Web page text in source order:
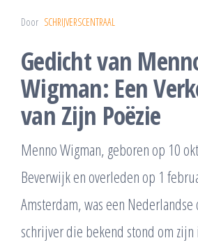
Door SCHRIJVERSCENTRAAL
Gedicht van
Wigman: Een
van Zijn Poëzie
Menno Wigman, geboren op 10
Beverwijk en overleden op 1
Amsterdam, was een
schrijver die bekend stond om zijn